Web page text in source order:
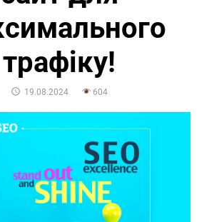
трафіку!
POSTED
19.08.2024 604